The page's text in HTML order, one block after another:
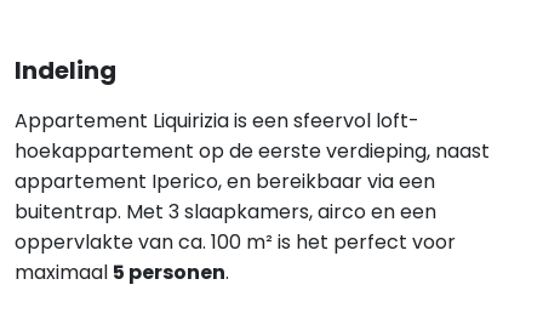
Indeling
Appartement Liquirizia is een sfeervol loft-
hoekappartement op de eerste verdieping, naast
appartement Iperico, en bereikbaar via een
buitentrap. Met 3 slaapkamers, airco en een
oppervlakte van ca. 100 m² is het perfect voor
maximaal 5 personen.